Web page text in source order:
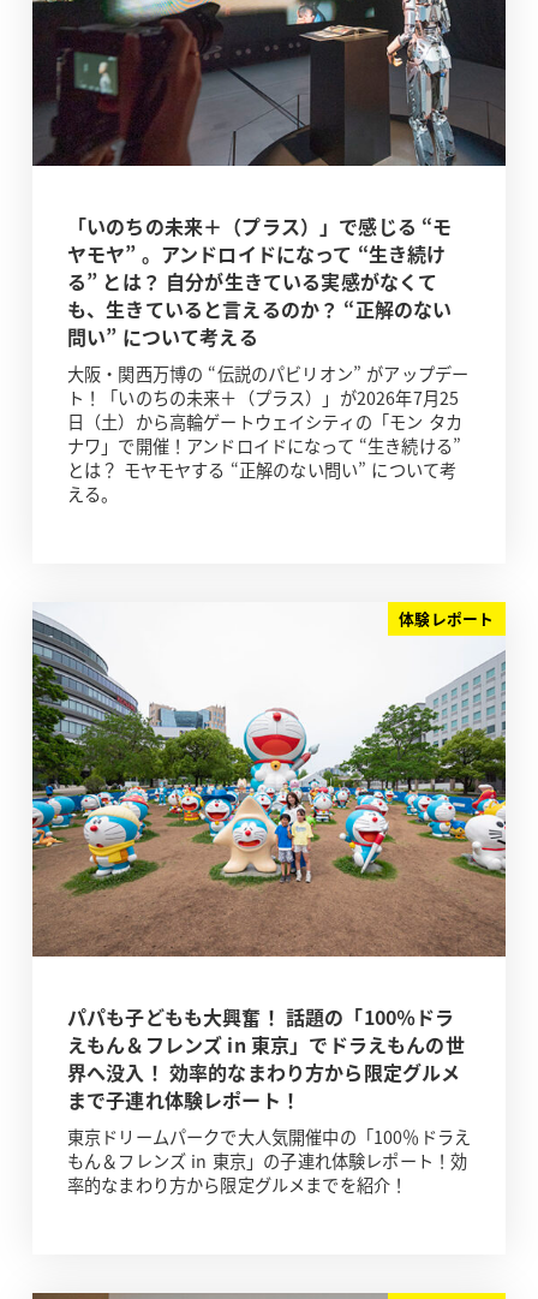
「いのちの未来＋（プラス）」で感じる “モ
ヤモヤ” 。アンドロイドになって “生き続け
る” とは？ 自分が生きている実感がなくて
も、生きていると言えるのか？ “正解のない
問い” について考える
大阪・関西万博の “伝説のパビリオン” がアップデー
ト！「いのちの未来＋（プラス）」が2026年7月25
日（土）から高輪ゲートウェイシティの「モン タカ
ナワ」で開催！アンドロイドになって “生き続ける”
とは？ モヤモヤする “正解のない問い” について考
える。
体験レポート
パパも子どもも大興奮！ 話題の「100％ドラ
えもん＆フレンズ in 東京」でドラえもんの世
界へ没入！ 効率的なまわり方から限定グルメ
まで子連れ体験レポート！
東京ドリームパークで大人気開催中の「100％ドラえ
もん＆フレンズ in 東京」の子連れ体験レポート！効
率的なまわり方から限定グルメまでを紹介！